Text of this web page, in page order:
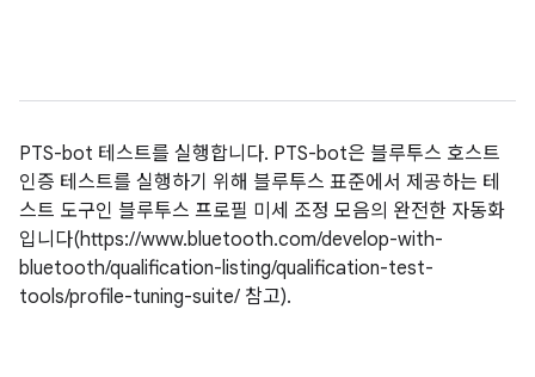
PTS-bot 테스트를 실행합니다. PTS-bot은 블루투스 호스트
인증 테스트를 실행하기 위해 블루투스 표준에서 제공하는 테
스트 도구인 블루투스 프로필 미세 조정 모음의 완전한 자동화
입니다(https://www.bluetooth.com/develop-with-
bluetooth/qualification-listing/qualification-test-
tools/profile-tuning-suite/ 참고).